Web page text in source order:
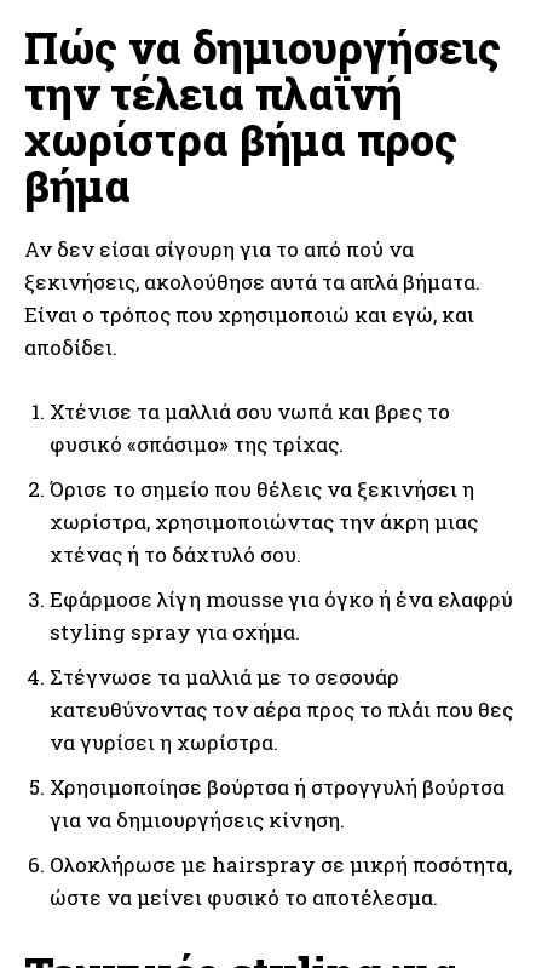
Πώς να δημιουργήσεις
την τέλεια πλαϊνή
χωρίστρα βήμα προς
βήμα
Αν δεν είσαι σίγουρη για το από πού να
ξεκινήσεις, ακολούθησε αυτά τα απλά βήματα.
Είναι ο τρόπος που χρησιμοποιώ και εγώ, και
αποδίδει.
Χτένισε τα μαλλιά σου νωπά και βρες το
φυσικό «σπάσιμο» της τρίχας.
Όρισε το σημείο που θέλεις να ξεκινήσει η
χωρίστρα, χρησιμοποιώντας την άκρη μιας
χτένας ή το δάχτυλό σου.
Εφάρμοσε λίγη mousse για όγκο ή ένα ελαφρύ
styling spray για σχήμα.
Στέγνωσε τα μαλλιά με το σεσουάρ
κατευθύνοντας τον αέρα προς το πλάι που θες
να γυρίσει η χωρίστρα.
Χρησιμοποίησε βούρτσα ή στρογγυλή βούρτσα
για να δημιουργήσεις κίνηση.
Ολοκλήρωσε με hairspray σε μικρή ποσότητα,
ώστε να μείνει φυσικό το αποτέλεσμα.